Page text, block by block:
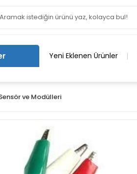
Yeni Eklenen Ürünler
ve Modülleri